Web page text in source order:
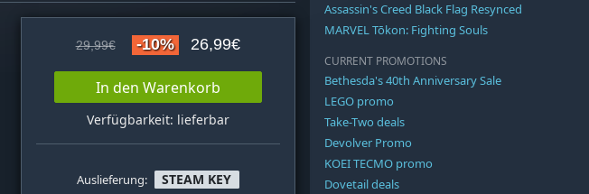
29,99€ -10% 26,99€
In den Warenkorb
Verfügbarkeit: lieferbar
Auslieferung: STEAM KEY
Assassin's Creed Black Flag Resynced
MARVEL Tōkon: Fighting Souls
CURRENT PROMOTIONS
Bethesda's 40th Anniversary Sale
LEGO promo
Take-Two deals
Devolver Promo
KOEI TECMO promo
Dovetail deals